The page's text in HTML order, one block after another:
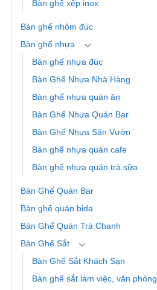
Bàn ghế xếp inox
Bàn ghế nhôm đúc
Bàn ghế nhựa
Bàn ghế nhựa đúc
Bàn Ghế Nhựa Nhà Hàng
Bàn ghế nhựa quán ăn
Bàn Ghế Nhựa Quán Bar
Bàn Ghế Nhựa Sân Vườn
Bàn ghế nhựa quán cafe
Bàn ghế nhựa quán trà sữa
Bàn Ghế Quán Bar
Bàn ghế quán bida
Bàn Ghế Quán Trà Chanh
Bàn Ghế Sắt
Bàn Ghế Sắt Khách Sạn
Bàn ghế sắt làm việc, văn phòng